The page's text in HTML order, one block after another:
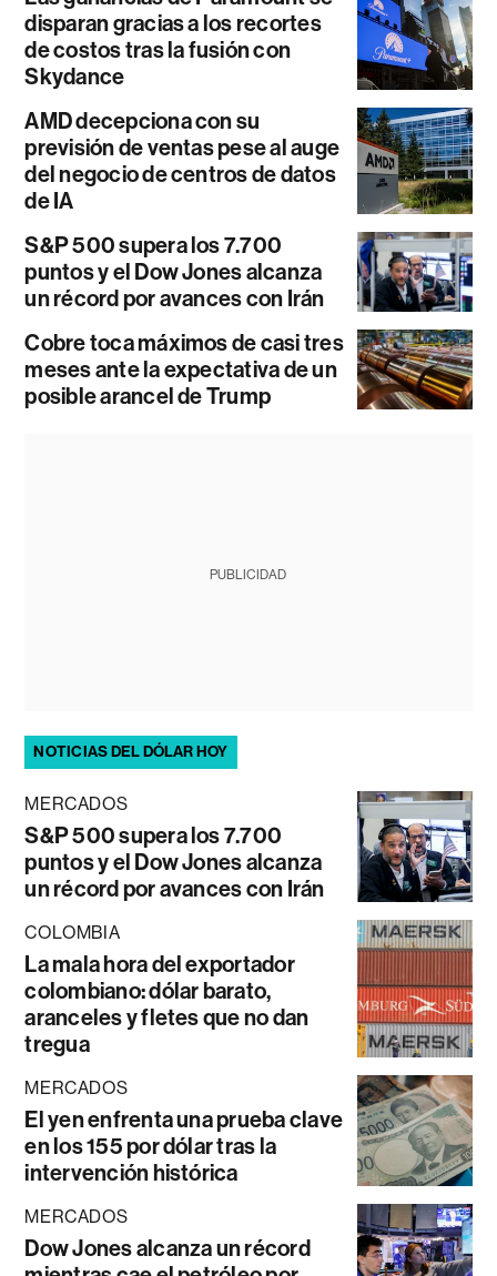
disparan gracias a los recortes
de costos tras la fusión con
Skydance
AMD decepciona con su
previsión de ventas pese al auge
del negocio de centros de datos
de IA
S&P 500 supera los 7.700
puntos y el Dow Jones alcanza
un récord por avances con Irán
Cobre toca máximos de casi tres
meses ante la expectativa de un
posible arancel de Trump
PUBLICIDAD
NOTICIAS DEL DÓLAR HOY
MERCADOS
S&P 500 supera los 7.700
puntos y el Dow Jones alcanza
un récord por avances con Irán
COLOMBIA
La mala hora del exportador
colombiano: dólar barato,
aranceles y fletes que no dan
tregua
MERCADOS
El yen enfrenta una prueba clave
en los 155 por dólar tras la
intervención histórica
MERCADOS
Dow Jones alcanza un récord